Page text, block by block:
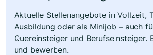
Aktuelle Stellenangebote in Vollzeit,
Ausbildung oder als Minijob – auch
Quereinsteiger und Berufseinsteiger.
und bewerben.